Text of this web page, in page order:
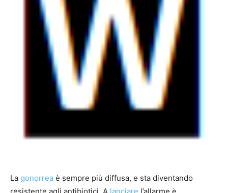
La gonorrea è sempre più diffusa, e sta diventando